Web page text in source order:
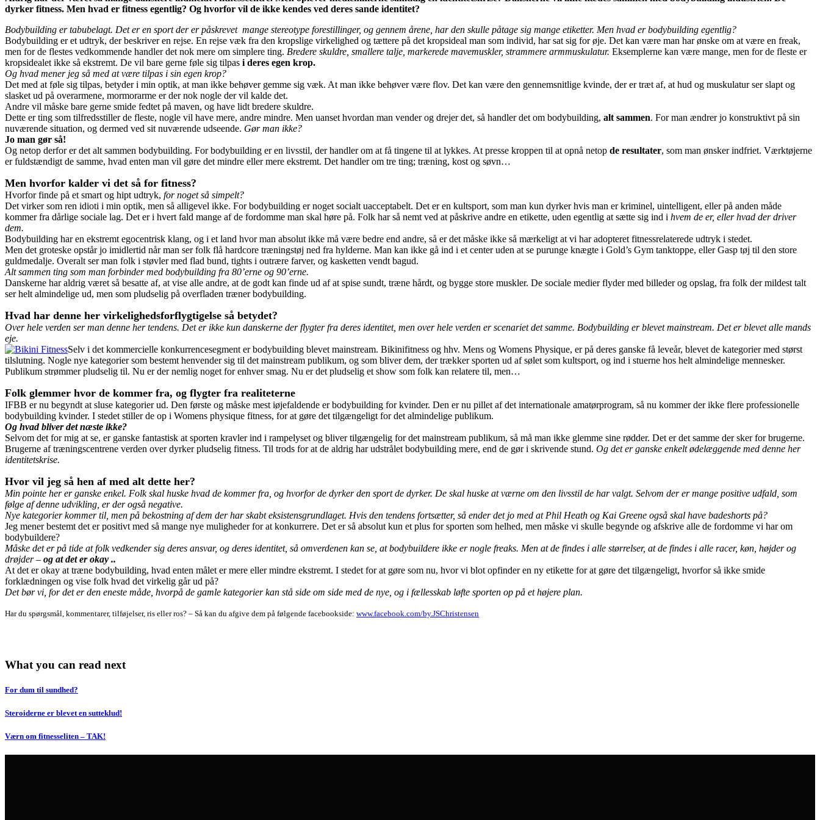
dyrker fitness. Men hvad er fitness egentlig? Og hvorfor vil de ikke kendes ved deres sande identitet?
Bodybuilding er tabubelagt. Det er en sport der er påskrevet mange stereotype forestillinger, og gennem årene, har den skulle påtage sig mange etiketter. Men hvad er bodybuilding egentlig?
Bodybuilding er et udtryk, der beskriver en rejse. En rejse væk fra den kropslige virkelighed og tættere på det kropsideal man som individ, har sat sig for øje. Det kan være man har ønske om at være en freak,
men for de flestes vedkommende handler det nok mere om simplere ting. Bredere skuldre, smallere talje, markerede mavemuskler, strammere armmuskulatur. Eksemplerne kan være mange, men for de fleste er
kropsidealet ikke så ekstremt. De vil bare gerne føle sig tilpas i deres egen krop.
Og hvad mener jeg så med at være tilpas i sin egen krop?
Det med at føle sig tilpas, betyder i min optik, at man ikke behøver gemme sig væk. At man ikke behøver være flov. Det kan være den gennemsnitlige kvinde, der er træt af, at hud og muskulatur ser slapt og
slasket ud på overarmene, mormorarme er der nok nogle der vil kalde det.
Andre vil måske bare gerne smide fedtet på maven, og have lidt bredere skuldre.
Dette er ting som tilfredsstiller de fleste, nogle vil have mere, andre mindre. Men uanset hvordan man vender og drejer det, så handler det om bodybuilding, alt sammen. For man ændrer jo konstruktivt på sin
nuværende situation, og dermed ved sit nuværende udseende. Gør man ikke?
Jo man gør så!
Og netop derfor er det alt sammen bodybuilding. For bodybuilding er en livsstil, der handler om at få tingene til at lykkes. At presse kroppen til at opnå netop de resultater, som man ønsker indfriet. Værktøjerne
er fuldstændigt de samme, hvad enten man vil gøre det mindre eller mere ekstremt. Det handler om tre ting; træning, kost og søvn…
Men hvorfor kalder vi det så for fitness?
Hvorfor finde på et smart og hipt udtryk, for noget så simpelt?
Det virker som ren idioti i min optik, men så alligevel ikke. For bodybuilding er noget socialt uacceptabelt. Det er en kultsport, som man kun dyrker hvis man er kriminel, uintelligent, eller på anden måde
kommer fra dårlige sociale lag. Det er i hvert fald mange af de fordomme man skal høre på. Folk har så nemt ved at påskrive andre en etikette, uden egentlig at sætte sig ind i hvem de er, eller hvad der driver
dem.
Bodybuilding har en ekstremt egocentrisk klang, og i et land hvor man absolut ikke må være bedre end andre, så er det måske ikke så mærkeligt at vi har adopteret fitnessrelaterede udtryk i stedet.
Men det groteske opstår jo imidlertid når man ser folk flå hardcore træningstøj ned fra hylderne. Man kan ikke gå ind i et center uden at se purunge knægte i Gold’s Gym tanktoppe, eller Gasp tøj til den store
guldmedalje. Overalt ser man folk i støvler med flad bund, tights i outrære farver, og kasketten vendt bagud.
Alt sammen ting som man forbinder med bodybuilding fra 80’erne og 90’erne.
Danskerne har aldrig været så besatte af, at vise alle andre, at de godt kan finde ud af at spise sundt, træne hårdt, og bygge store muskler. De sociale medier flyder med billeder og opslag, fra folk der mildest talt
ser helt almindelige ud, men som pludselig på overfladen træner bodybuilding.
Hvad har denne her virkelighedsforflygtigelse så betydet?
Over hele verden ser man denne her tendens. Det er ikke kun danskerne der flygter fra deres identitet, men over hele verden er scenariet det samme. Bodybuilding er blevet mainstream. Det er blevet alle mands
eje.
Selv i det kommercielle konkurrencesegment er bodybuilding blevet mainstream. Bikinifitness og hhv. Mens og Womens Physique, er på deres ganske få leveår, blevet de kategorier med størst
tilslutning. Nogle nye kategorier som bestemt henvender sig til det mainstream publikum, og som bliver dem, der trækker sporten ud af sølet som kultsport, og ind i stuerne hos helt almindelige mennesker.
Publikum strømmer pludselig til. Nu er der nemlig noget for enhver smag. Nu er det pludselig et show som folk kan relatere til, men…
Folk glemmer hvor de kommer fra, og flygter fra realiteterne
IFBB er nu begyndt at sluse kategorier ud. Den første og måske mest iøjefaldende er bodybuilding for kvinder. Den er nu pillet af det internationale amatørprogram, så nu kommer der ikke flere professionelle
bodybuilding kvinder. I stedet stiller de op i Womens physique fitness, for at gøre det tilgængeligt for det almindelige publikum.
Og hvad bliver det næste ikke?
Selvom det for mig at se, er ganske fantastisk at sporten kravler ind i rampelyset og bliver tilgængelig for det mainstream publikum, så må man ikke glemme sine rødder. Det er det samme der sker for brugerne.
Brugerne af træningscentrene verden over dyrker pludselig fitness. Til trods for at de aldrig har udstrålet bodybuilding mere, end de gør i skrivende stund. Og det er ganske enkelt ødelæggende med denne her
identitetskrise.
Hvor vil jeg så hen af med alt dette her?
Min pointe her er ganske enkel. Folk skal huske hvad de kommer fra, og hvorfor de dyrker den sport de dyrker. De skal huske at værne om den livsstil de har valgt. Selvom der er mange positive udfald, som
følge af denne udvikling, er der også negative.
Nye kategorier kommer til, men på bekostning af dem der har skabt eksistensgrundlaget. Hvis den tendens fortsætter, så ender det jo med at Phil Heath og Kai Greene også skal have badeshorts på?
Jeg mener bestemt det er positivt med så mange nye muligheder for at konkurrere. Det er så absolut kun et plus for sporten som helhed, men måske vi skulle begynde og afskrive alle de fordomme vi har om
bodybuildere?
Måske det er på tide at folk vedkender sig deres ansvar, og deres identitet, så omverdenen kan se, at bodybuildere ikke er nogle freaks. Men at de findes i alle størrelser, at de findes i alle racer, køn, højder og
drøjder – og at det er okay ..
At det er okay at træne bodybuilding, hvad enten målet er mere eller mindre ekstremt. I stedet for at gøre som nu, hvor vi blot opfinder en ny etikette for at gøre det tilgængeligt, hvorfor så ikke smide
forklædningen og vise folk hvad det virkelig går ud på?
Det bør vi, for det er den eneste måde, hvorpå de gamle kategorier kan stå side om side med de nye, og i fællesskab løfte sporten op på et højere plan.
Har du spørgsmål, kommentarer, tilføjelser, ris eller ros? – Så kan du afgive dem på følgende facebookside: www.facebook.com/by.JSChristensen
What you can read next
For dum til sundhed?
Steroiderne er blevet en sutteklud!
Værn om fitnesseliten – TAK!